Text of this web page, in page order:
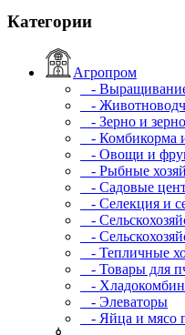
Категории
Агропром
-
-
- Зерно и
- Комбикорма
- Овощи и
- Рыбные
- Садовые
- Селекция и
-
-
- Тепличные
- Товары для
-
- Элеваторы
- Яйца и мясо